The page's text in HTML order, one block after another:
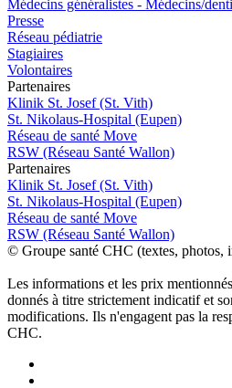
Médecins généralistes - Médecins/
Presse
Réseau pédiatrie
Stagiaires
Volontaires
Partenaires
Klinik St. Josef (St. Vith)
St. Nikolaus-Hospital (Eupen)
Réseau de santé Move
RSW (Réseau Santé Wallon)
Partenaires
Klinik St. Josef (St. Vith)
St. Nikolaus-Hospital (Eupen)
Réseau de santé Move
RSW (Réseau Santé Wallon)
© Groupe santé CHC (textes, photos,
Les informations et les prix
donnés à titre strictement indicatif et
modifications. Ils n'engagent pas la
CHC.